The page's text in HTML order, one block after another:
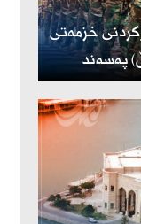
خزمەتی
پەسەند